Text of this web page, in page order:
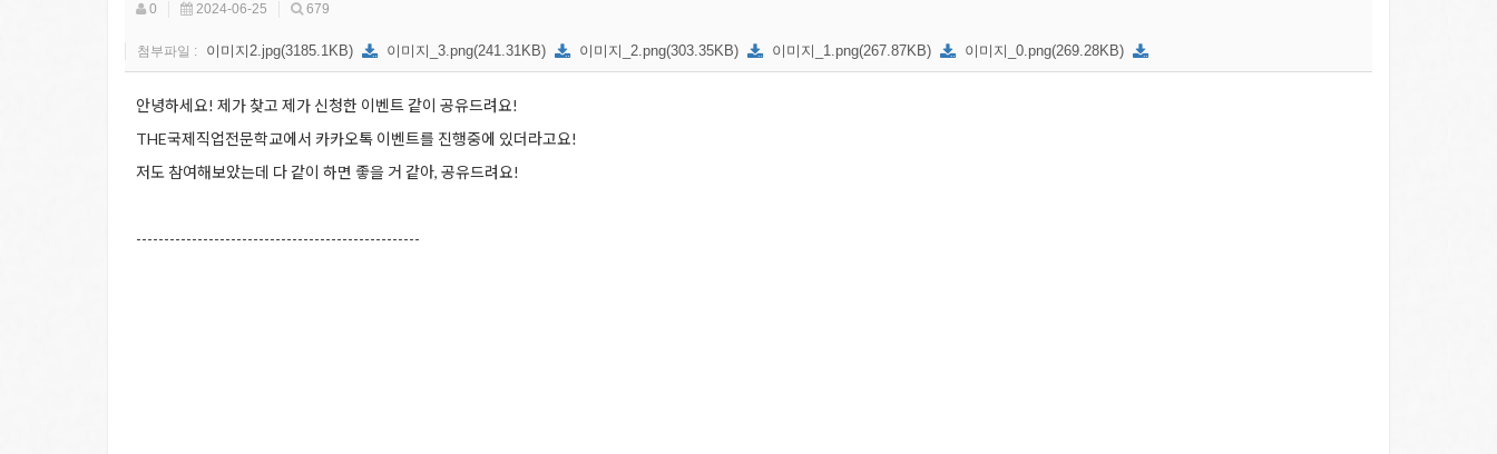
0 2024-06-25 679
첨부파일 : 이미지2.jpg(3185.1KB) 이미지_3.png(241.31KB) 이미지_2.png(303.35KB) 이미지_1.png(267.87KB) 이미지_0.png(269.28KB)
안녕하세요! 제가 찾고 제가 신청한 이벤트 같이 공유드려요!
THE국제직업전문학교에서 카카오톡 이벤트를 진행중에 있더라고요!
저도 참여해보았는데 다 같이 하면 좋을 거 같아, 공유드려요!
---------------------------------------------------